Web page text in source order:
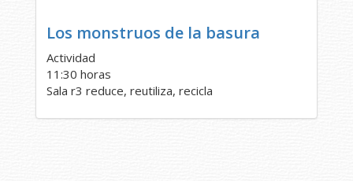
Los monstruos de la basura
Actividad
11:30 horas
Sala r3 reduce, reutiliza, recicla